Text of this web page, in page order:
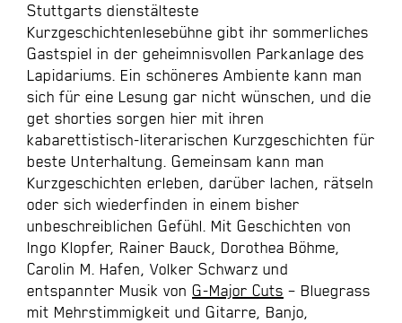
Stuttgarts dienstälteste
Kurzgeschichtenlesebühne gibt ihr sommerliches
Gastspiel in der geheimnisvollen Parkanlage des
Lapidariums. Ein schöneres Ambiente kann man
sich für eine Lesung gar nicht wünschen, und die
get shorties sorgen hier mit ihren
kabarettistisch-literarischen Kurzgeschichten für
beste Unterhaltung. Gemeinsam kann man
Kurzgeschichten erleben, darüber lachen, rätseln
oder sich wiederfinden in einem bisher
unbeschreiblichen Gefühl. Mit Geschichten von
Ingo Klopfer, Rainer Bauck, Dorothea Böhme,
Carolin M. Hafen, Volker Schwarz und
entspannter Musik von G-Major Cuts – Bluegrass
mit Mehrstimmigkeit und Gitarre, Banjo,